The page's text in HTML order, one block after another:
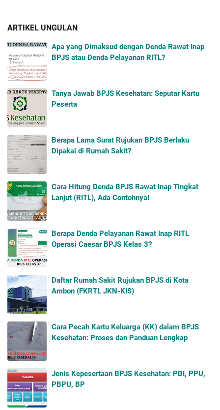
ARTIKEL UNGULAN
Apa yang Dimaksud dengan Denda Rawat Inap
BPJS atau Denda Pelayanan RITL?
Tanya Jawab BPJS Kesehatan: Seputar Kartu
Peserta
Berapa Lama Surat Rujukan BPJS Berlaku
Dipakai di Rumah Sakit?
Cara Hitung Denda BPJS Rawat Inap Tingkat
Lanjut (RITL), Ada Contohnya!
Berapa Denda Pelayanan Rawat Inap RITL
Operasi Caesar BPJS Kelas 3?
Daftar Rumah Sakit Rujukan BPJS di Kota
Ambon (FKRTL JKN-KIS)
Cara Pecah Kartu Keluarga (KK) dalam BPJS
Kesehatan: Proses dan Panduan Lengkap
Jenis Kepesertaan BPJS Kesehatan: PBI, PPU,
PBPU, BP